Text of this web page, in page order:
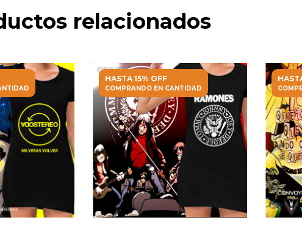
relacionados
HASTA 15% OFF
COMPRANDO EN CANTIDAD